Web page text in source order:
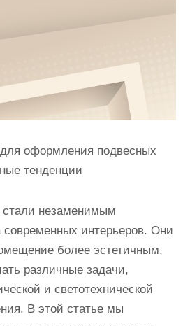
оформления подвесных
тенденции
стали незаменимым
интерьеров. Они
более эстетичным,
различные задачи,
и светотехнической
В этой статье мы